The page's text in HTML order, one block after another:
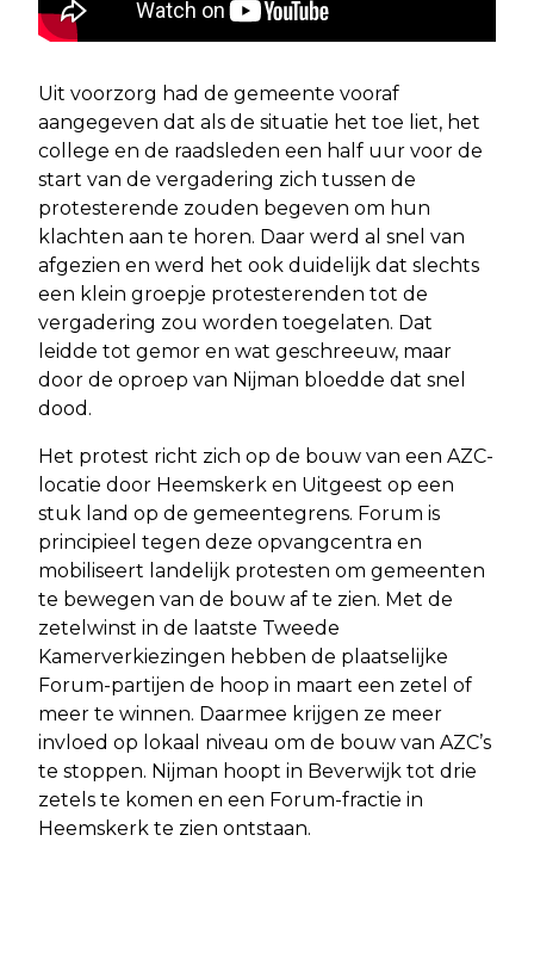
Uit voorzorg had de gemeente vooraf
aangegeven dat als de situatie het toe liet, het
college en de raadsleden een half uur voor de
start van de vergadering zich tussen de
protesterende zouden begeven om hun
klachten aan te horen. Daar werd al snel van
afgezien en werd het ook duidelijk dat slechts
een klein groepje protesterenden tot de
vergadering zou worden toegelaten. Dat
leidde tot gemor en wat geschreeuw, maar
door de oproep van Nijman bloedde dat snel
dood.
Het protest richt zich op de bouw van een AZC-
locatie door Heemskerk en Uitgeest op een
stuk land op de gemeentegrens. Forum is
principieel tegen deze opvangcentra en
mobiliseert landelijk protesten om gemeenten
te bewegen van de bouw af te zien. Met de
zetelwinst in de laatste Tweede
Kamerverkiezingen hebben de plaatselijke
Forum-partijen de hoop in maart een zetel of
meer te winnen. Daarmee krijgen ze meer
invloed op lokaal niveau om de bouw van AZC’s
te stoppen. Nijman hoopt in Beverwijk tot drie
zetels te komen en een Forum-fractie in
Heemskerk te zien ontstaan.